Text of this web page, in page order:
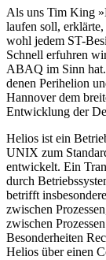
Als uns Tim King
laufen soll, erklärte,
wohl jedem ST-
Schnell erfuhren
ABAQ im Sinn
denen Perihelion
Hannover dem
Entwicklung der
Helios ist ein
UNIX zum
entwickelt. Ein
durch
betrifft
zwischen
zwischen
Besonderheiten
Helios über einen